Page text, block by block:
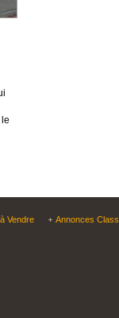
le
Vendre
Annonces